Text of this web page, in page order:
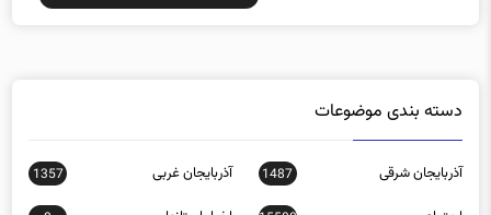
آذربایجان شرقی
اجتماعی 15588 اخبار استانها 0